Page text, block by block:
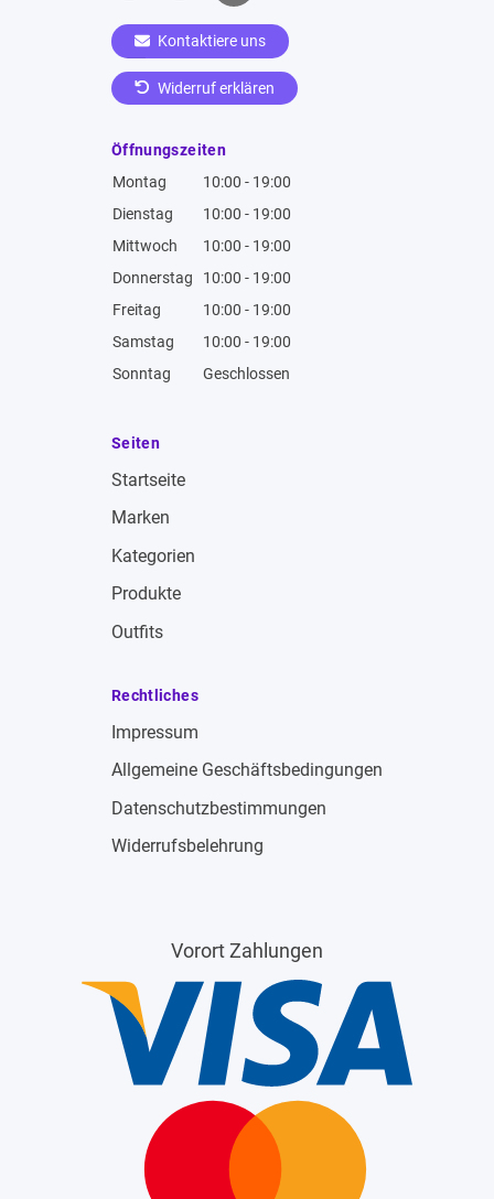
Kontaktiere uns
Widerruf erklären
Öffnungszeiten
Montag
10:00 - 19:00
Dienstag
10:00 - 19:00
Mittwoch
10:00 - 19:00
Donnerstag
10:00 - 19:00
Freitag
10:00 - 19:00
Samstag
10:00 - 19:00
Sonntag
Geschlossen
Seiten
Startseite
Marken
Kategorien
Produkte
Outfits
Rechtliches
Impressum
Allgemeine Geschäftsbedingungen
Datenschutzbestimmungen
Widerrufsbelehrung
Vorort Zahlungen